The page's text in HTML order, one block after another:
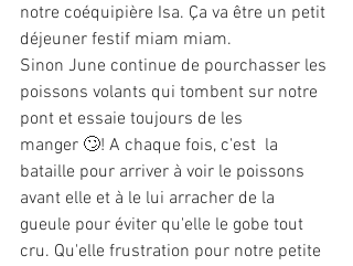
notre coéquipière Isa. Ça va être un petit
déjeuner festif miam miam.
Sinon June continue de pourchasser les
poissons volants qui tombent sur notre
pont et essaie toujours de les
manger 🙄! A chaque fois, c'est  la
bataille pour arriver à voir le poissons
avant elle et à le lui arracher de la
gueule pour éviter qu'elle le gobe tout
cru. Qu'elle frustration pour notre petite